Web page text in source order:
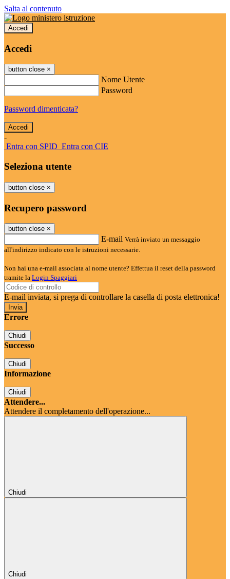
Salta al contenuto
Accedi
Accedi
button close ×
Nome Utente
Password
Password dimenticata?
-
Entra con SPID Entra con CIE
Seleziona utente
button close ×
Recupero password
button close ×
E-mail Verrà inviato un messaggio
all'indirizzo indicato con le istruzioni necessarie.
Non hai una e-mail associata al nome utente? Effettua il reset della password
tramite la Login Spaggiari
E-mail inviata, si prega di controllare la casella di posta elettronica!
Errore
Chiudi
Successo
Chiudi
Informazione
Chiudi
Attendere...
Attendere il completamento dell'operazione...
Chiudi
Chiudi